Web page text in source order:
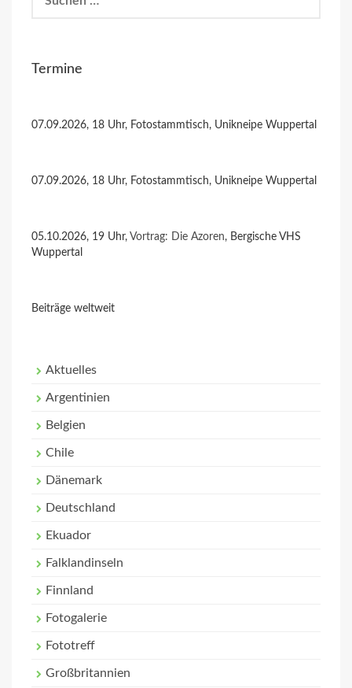
nach:
Termine
07.09.2026, 18 Uhr, Fotostammtisch, Unikneipe Wuppertal
07.09.2026, 18 Uhr, Fotostammtisch, Unikneipe Wuppertal
05.10.2026, 19 Uhr, Vortrag: Die Azoren, Bergische VHS
Wuppertal
Beiträge weltweit
Aktuelles
Argentinien
Belgien
Chile
Dänemark
Deutschland
Ekuador
Falklandinseln
Finnland
Fotogalerie
Fototreff
Großbritannien